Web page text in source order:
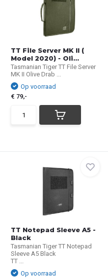
TT File Server MK II (
Model 2020) - Oli...
Tasmanian Tiger TT File Server
MK II Olive Drab ...
Op voorraad
€ 79,-
TT Notepad Sleeve A5 -
Black
Tasmanian Tiger TT Notepad
Sleeve A5 Black
TT ...
Op voorraad